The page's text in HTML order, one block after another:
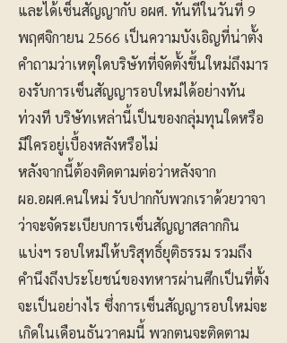
และได้เซ็นสัญญากับ อผศ. ทันทีในวันที่ 9
พฤศจิกายน 2566 เป็นความบังเอิญที่น่าตั้ง
คำถามว่าเหตุใดบริษัทที่จัดตั้งขึ้นใหม่ถึงมาร
องรับการเซ็นสัญญารอบใหม่ได้อย่างทัน
ท่วงที บริษัทเหล่านี้เป็นของกลุ่มทุนใดหรือ
มีใครอยู่เบื้องหลังหรือไม่
หลังจากนี้ต้องติดตามต่อว่าหลังจาก
ผอ.อผศ.คนใหม่ รับปากกับพวกเราด้วยวาจา
ว่าจะจัดระเบียบการเซ็นสัญญาสลากกิน
แบ่งฯ รอบใหม่ให้บริสุทธิ์ยุติธรรม รวมถึง
คำนึงถึงประโยชน์ของทหารผ่านศึกเป็นที่ตั้ง
จะเป็นอย่างไร ซึ่งการเซ็นสัญญารอบใหม่จะ
เกิดในเดือนธันวาคมนี้ พวกตนจะติดตาม